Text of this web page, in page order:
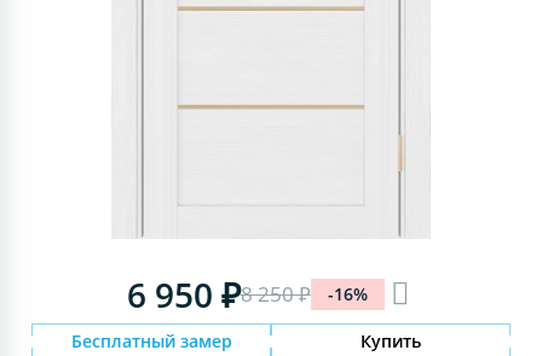
6 950 ₽8 250 ₽ -16%
Бесплатный замер Купить